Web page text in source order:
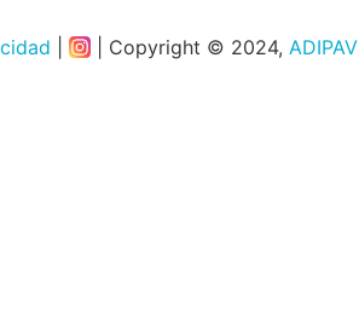
| Copyright © 2024, ADIPAV